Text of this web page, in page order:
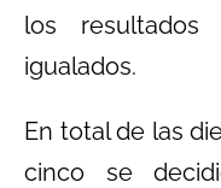
los resultados
igualados.
En total de las
cinco se